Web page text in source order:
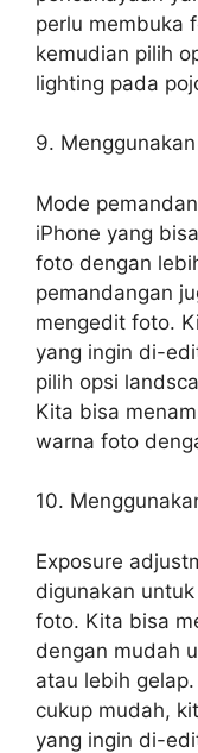
perlu membuka
kemudian pilih
lighting pada
9.
Mode
iPhone yang
foto dengan
pemandangan
mengedit foto.
yang ingin di-
pilih opsi
Kita bisa
warna foto
10.
Exposure
digunakan
foto. Kita bisa
dengan mudah
atau lebih
cukup mudah,
yang ingin di-